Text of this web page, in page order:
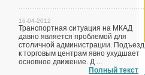
16-04-2012
Транспортная ситуация на МКАД
давно является проблемой для
столичной администрации. Подъезд
к торговым центрам явно ухудшает
основное движение. Д ...
Полный текст